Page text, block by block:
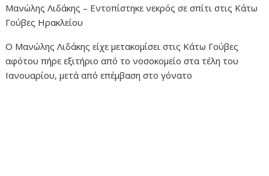
Μανώλης Λιδάκης – Εντοπίστηκε νεκρός σε σπίτι στις Κάτω
Γούβες Ηρακλείου
Ο Μανώλης Λιδάκης είχε μετακομίσει στις Κάτω Γούβες
αφότου πήρε εξιτήριο από το νοσοκομείο στα τέλη του
Ιανουαρίου, μετά από επέμβαση στο γόνατο